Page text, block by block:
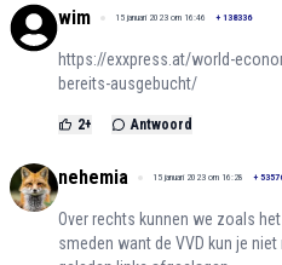
wim 15 januari 2023 om 16:46 + 138336
https://exxpress.at/world-
bereits-ausgebucht/
2+ Antwoord
nehemia 15 januari 2023 om 16:28 +
Over rechts kunnen we zoals
smeden want de VVD kun je